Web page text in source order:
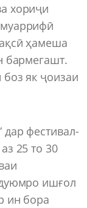
хориҷи
ҳамеша
бармегашт.
як ҷоизаи
дар фестивал-
25 то 30
ишғол
ин бора